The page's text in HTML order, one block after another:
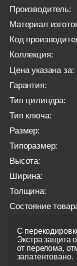
Производитель:
Материал
Код
Коллекция:
Цена указана за:
Гарантия:
Тип цилиндра:
Тип ключа:
Размер:
Типоразмер:
Высота:
Ширина:
Толщина:
Состояние
С
Экстра защита
от перелома,
запатентовано.